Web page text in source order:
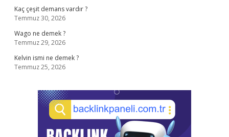
Kaç çeşit demans vardır ?
Temmuz 30, 2026
Wago ne demek ?
Temmuz 29, 2026
Kelvin ismi ne demek ?
Temmuz 25, 2026